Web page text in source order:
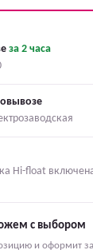
за 2 часа
Hi-float
с выбором
и оформит